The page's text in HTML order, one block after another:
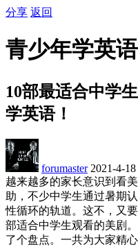
分享 返回
青少年学英语
10部最适合中学
学英语！
forumaster 2021-4-
越来越多的家长意识到看
助，不少中学生通过暑期
性循环的轨道。这不，又
部适合中学生观看的美剧
了个盘点。一共为大家精